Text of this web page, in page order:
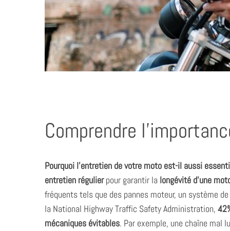
Comprendre
Pourquoi l’entretien de votre moto est-il aussi
entretien régulierpour garantir la longévité d’une
fréquents tels que des pannes moteur, un système
la National Highway Traffic Safety Administration,
mécaniques évitables. Par exemple, une chaîne mal